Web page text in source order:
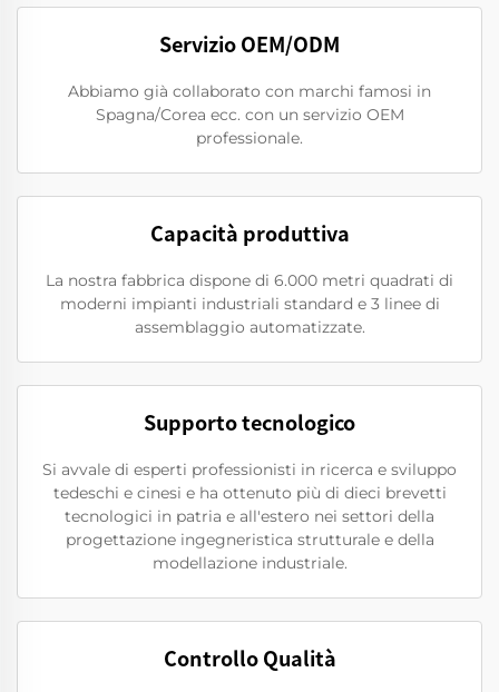
Servizio OEM/ODM
Abbiamo già collaborato con marchi famosi in
Spagna/Corea ecc. con un servizio OEM
professionale.
Capacità produttiva
La nostra fabbrica dispone di 6.000 metri quadrati di
moderni impianti industriali standard e 3 linee di
assemblaggio automatizzate.
Supporto tecnologico
Si avvale di esperti professionisti in ricerca e sviluppo
tedeschi e cinesi e ha ottenuto più di dieci brevetti
tecnologici in patria e all'estero nei settori della
progettazione ingegneristica strutturale e della
modellazione industriale.
Controllo Qualità